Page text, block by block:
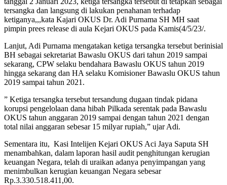
tersangka dan langsung di lakukan penahanan terhadap
ketiganya,,,kata Kajari OKUS Dr. Adi Purnama SH MH saat
pimpin prees release di aula Kejari OKUS pada Kamis(4/5/23/.
Lanjut, Adi Purnama mengatakan ketiga tersangka tersebut berinisial
BH sebagai sekretariat Bawaslu OKUS dari tahun 2019 sampai
sekarang, CPW selaku bendahara Bawaslu OKUS tahun 2019
hingga sekarang dan HA selaku Komisioner Bawaslu OKUS tahun
2019 sampai tahun 2021.
” Ketiga tersangka tersebut tersandung dugaan tindak pidana
korupsi pengelolaan dana hibah Pilkada serentak pada Bawaslu
OKUS tahun anggaran 2019 sampai dengan tahun 2021 dengan
total nilai anggaran sebesar 15 milyar rupiah,” ujar Adi.
Sementara itu, Kasi Intelijen Kejari OKUS Aci Jaya Saputa SH
menambahkan, dalam laporan hasil audit penghitungan kerugian
keuangan Negara, telah di uraikan adanya penyimpangan yang
menimbulkan kerugian keuangan Negara sebesar
Rp.3.330.518.411,00.